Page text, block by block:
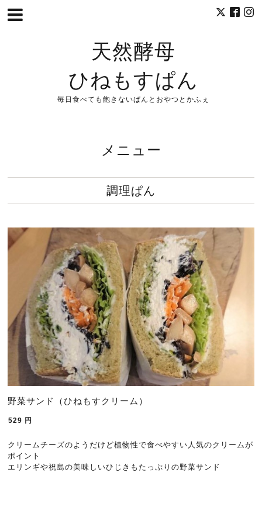
天然酵母
ひねもすぱん
毎日食べても飽きないぱんとおやつとかふぇ
メニュー
調理ぱん
野菜サンド（ひねもすクリーム）
529 円
クリームチーズのようだけど植物性で食べやすい人気のクリームが
ポイント
エリンギや祝島の美味しいひじきもたっぷりの野菜サンド